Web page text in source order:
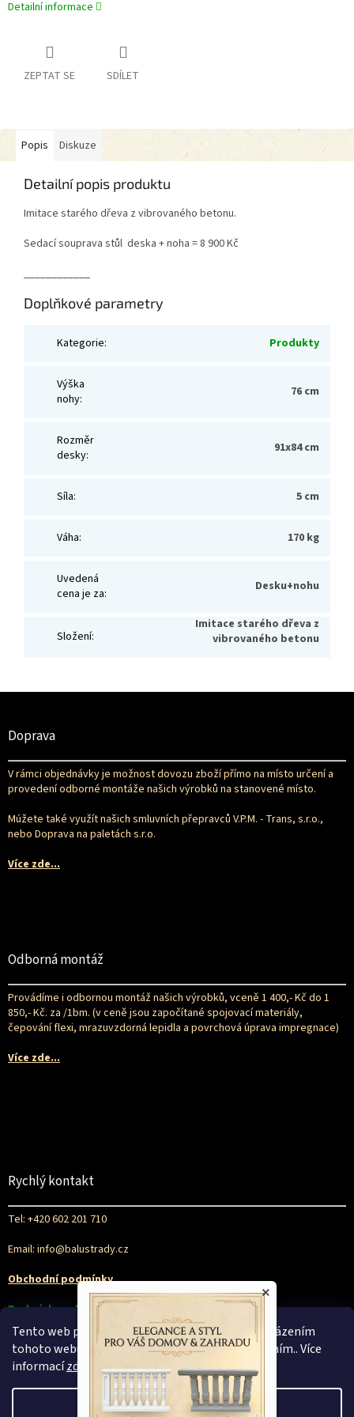
Tento web používá soubory cookie. Dalším procházením
tohoto webu vyjadřujete souhlas s jejich používáním.. Více
informacízde
Nastavení
Detailní informace
ZEPTAT SE SDÍLET
Popis Diskuze
Detailní popis produktu
Imitace starého dřeva z vibrovaného betonu.
Sedací souprava stůl deska + noha = 8 900 Kč
____________
Doplňkové parametry
Kategorie: Produkty
Výška
nohy: 76 cm
Rozměr
desky: 91x84 cm
Síla: 5 cm
Váha: 170 kg
Uvedená
cena je za: Desku+nohu
Složení:
Imitace starého dřeva z
vibrovaného betonu
Doprava
V rámci objednávky je možnost dovozu zboží přímo na místo určení a
provedení odborné montáže našich výrobků na stanovené místo.
Múžete také využít našich smluvních přepravců V.P.M. - Trans, s.r.o.,
nebo Doprava na paletách s.r.o.
Více zde...
Odborná montáž
Provádíme i odbornou montáž našich výrobků, vceně 1 400,- Kč do 1
850,- Kč. za /1bm. (v ceně jsou započítané spojovací materiály,
čepování flexi, mrazuvzdorná lepidla a povrchová úprava impregnace)
Více zde...
Rychlý kontakt
Tel: +420 602 201 710
Email: info@balustrady.cz
Obchodní podmínky
Podmínky ochrany osobních údajů
Vytvořil Shoptet
×